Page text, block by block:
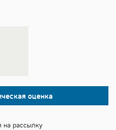
оценка
на рассылку